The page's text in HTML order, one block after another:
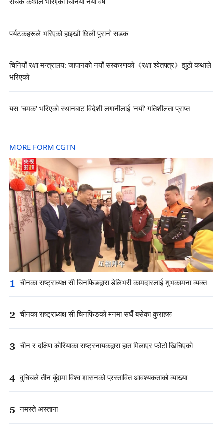
रोचक कथाले भरिएको चिनियाँ नयाँ वर्ष
पर्यटकहरूले भरिएको हाइखौ छिलौ पुरानो सडक
चिनियाँ रक्षा मन्त्रालय: जापानको नयाँ संस्करणको《रक्षा श्वेतपत्र》झुठो कथाले
भरिएको
यस 'चमक' भरिएको स्थानबाट विदेशी लगानीलाई 'नयाँ' गतिशीलता प्राप्त
MORE FORM CGTN
1 चीनका राष्ट्राध्यक्ष सी चिनफिङद्वारा डेलिभरी कामदारलाई शुभकामना व्यक्त
2 चीनका राष्ट्राध्यक्ष सी चिनफिङको मनमा सधैँ बसेका कुराहरू
3 चीन र दक्षिण कोरियाका राष्ट्रनायकद्वारा हात मिलाएर फोटो खिचिएको
4 वुचिचले तीन बुँदामा विश्व शासनको प्रस्तावित आवश्यकताको व्याख्या
5 नमस्ते अस्ताना